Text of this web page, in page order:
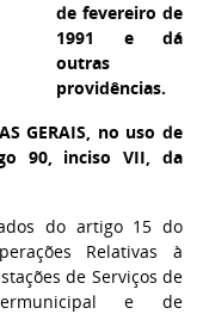
de fevereiro de
1991 e dá
outras
providências.
GERAIS, no uso de
90, inciso VII, da
do artigo 15 do
Relativas à
de Serviços de
e de